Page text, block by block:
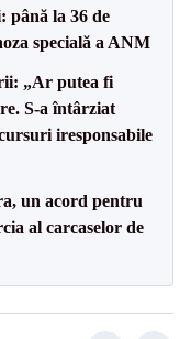
până la 36 de
specială a ANM
„Ar putea fi
S-a întârziat
iresponsabile
un acord pentru
al carcaselor de